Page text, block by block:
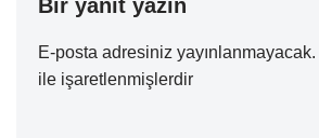
Bir yanıt yazın
E-posta adresiniz yayınlanmayacak.
ile işaretlenmişlerdir